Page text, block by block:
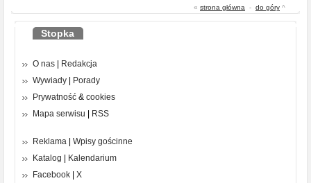
« strona główna - do góry ^
Stopka
O nas
Redakcja
Wywiady
Porady
Prywatność & cookies
Mapa serwisu
RSS
Reklama
Wpisy gościnne
Katalog
Kalendarium
Facebook
X